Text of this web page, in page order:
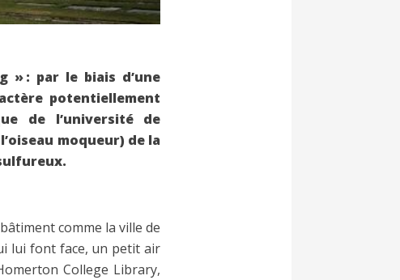
» : par le biais d’une
potentiellement
de l’université de
moqueur) de la
comme la ville de
lui font face, un petit air
College Library,